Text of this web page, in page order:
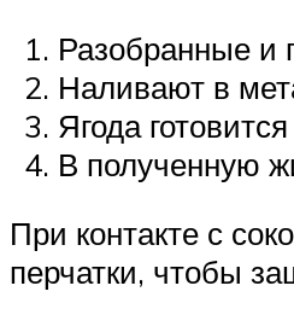
Разобранные и
Наливают в
Ягода
В полученную
При контакте с
перчатки, чтобы